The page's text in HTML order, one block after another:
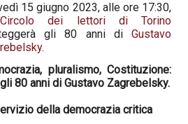
15 giugno 2023, alle ore 17:30,
Circolo dei lettori di Torino
gli 80 anni di Gustavo
.
pluralismo, Costituzione:
80 anni di Gustavo Zagrebelsky.
della democrazia critica